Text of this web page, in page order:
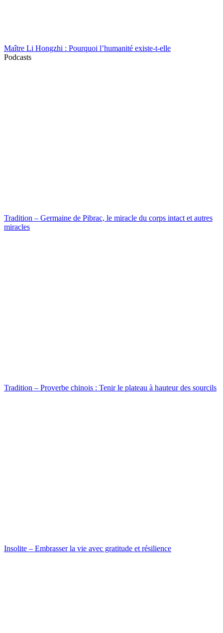
Maître Li Hongzhi : Pourquoi l’humanité existe-t-elle
Podcasts
Tradition – Germaine de Pibrac, le miracle du corps intact et autres
miracles
Tradition – Proverbe chinois : Tenir le plateau à hauteur des sourcils
Insolite – Embrasser la vie avec gratitude et résilience